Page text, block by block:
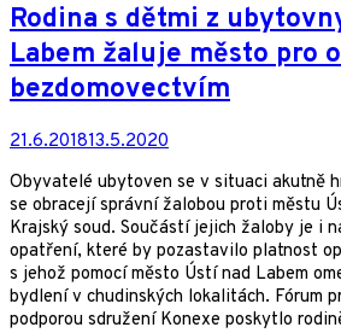
Rodina s dětmi z
Labem žaluje město pro
bezdomovectvím
21.6.201813.5.2020
Obyvatelé ubytoven se v situaci akutně
se obracejí správní žalobou proti městu
Krajský soud. Součástí jejich žaloby je i
opatření, které by pozastavilo platnost
s jehož pomocí město Ústí nad Labem
bydlení v chudinských lokalitách. Fórum
podporou sdružení Konexe poskytlo